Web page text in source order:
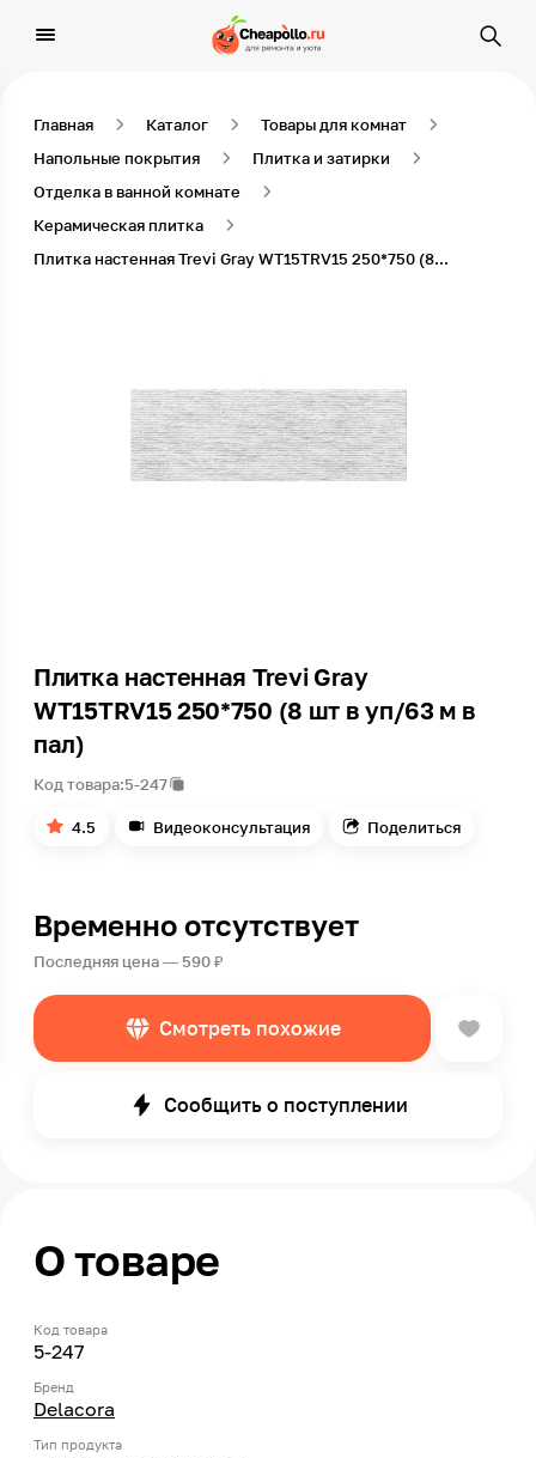
Главная Каталог
Товары для комнат
Напольные покрытия
Плитка и затирки
Отделка в ванной комнате
Керамическая плитка
Плитка настенная Trevi Gray WT15TRV15 250*750 (8 шт в уп/63 м в пал)
Плитка настенная Trevi Gray
WT15TRV15 250*750 (8 шт в уп/63 м в
пал)
Код товара:5-247
4.5 Видеоконсультация Поделиться
Временно отсутствует
Последняя цена — 590 ₽
Смотреть похожие
Сообщить о поступлении
О товаре
Код товара
5-247
Бренд
Delacora
Тип продукта